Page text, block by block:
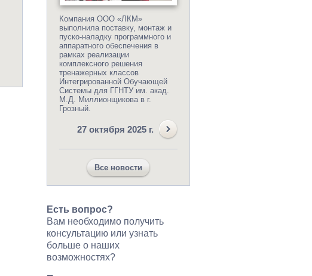
Компания ООО «ЛКМ»
выполнила поставку, монтаж и
пуско-наладку программного и
аппаратного обеспечения в
рамках реализации
комплексного решения
тренажерных классов
Интегрированной Обучающей
Системы для ГГНТУ им. акад.
М.Д. Миллионщикова в г.
Грозный.
27 октября 2025 г.
Все новости
Есть вопрос?
Вам необходимо получить
консультацию или узнать
больше о наших
возможностях?